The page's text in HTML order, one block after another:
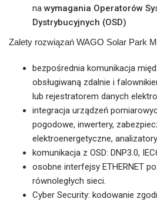
na wymagania Operatorów
Dystrybucyjnych (OSD)
Zalety rozwiązań WAGO Solar Park
bezpośrednia komunikacja
obsługiwaną zdalnie i
lub rejestratorem danych
integracja urządzeń
pogodowe, inwertery,
elektroenergetyczne,
komunikacja z OSD: DNP3.0,
osobne interfejsy ETHERNET
równoległych sieci.
Cyber Security: kodowanie